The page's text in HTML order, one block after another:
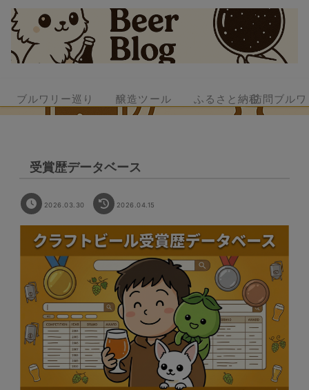
ブルワリー巡り 醸造ツール ふるさと納税訪問ブル
受賞歴データベース
2026.03.30 2026.04.15